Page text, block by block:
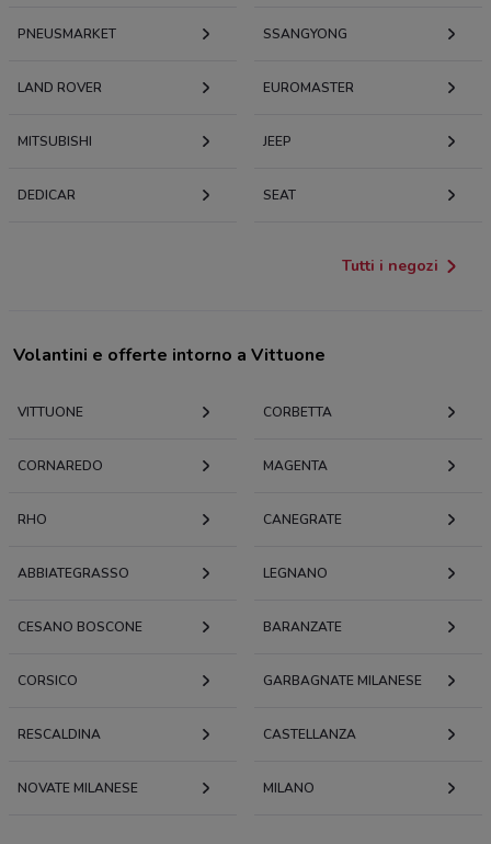
PNEUSMARKET SSANGYONG
LAND ROVER EUROMASTER
MITSUBISHI JEEP
DEDICAR SEAT
Tutti i negozi
Volantini e offerte intorno a Vittuone
VITTUONE CORBETTA
CORNAREDO MAGENTA
RHO CANEGRATE
ABBIATEGRASSO LEGNANO
CESANO BOSCONE BARANZATE
CORSICO GARBAGNATE MILANESE
RESCALDINA CASTELLANZA
NOVATE MILANESE MILANO